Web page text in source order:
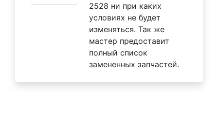
2528 ни при каких
условиях не будет
изменяться. Так же
мастер предоставит
полный список
замененных запчастей.